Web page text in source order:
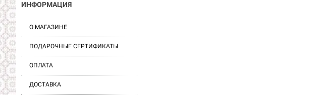
ИНФОРМАЦИЯ
О МАГАЗИНЕ
ПОДАРОЧНЫЕ СЕРТИФИКАТЫ
ОПЛАТА
ДОСТАВКА